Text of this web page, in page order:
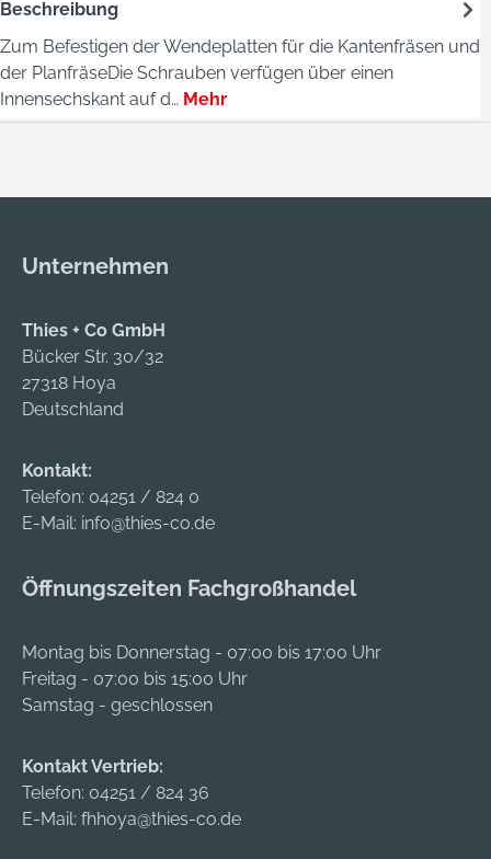
Beschreibung
Zum Befestigen der Wendeplatten für die Kantenfräsen und
der PlanfräseDie Schrauben verfügen über einen
Innensechskant auf d… Mehr
Unternehmen
Thies + Co GmbH
Bücker Str. 30/32
27318 Hoya
Deutschland
Kontakt:
Telefon: 04251 / 824 0
E-Mail: info@thies-co.de
Öffnungszeiten Fachgroßhandel
Montag bis Donnerstag - 07:00 bis 17:00 Uhr
Freitag - 07:00 bis 15:00 Uhr
Samstag - geschlossen
Kontakt Vertrieb:
Telefon: 04251 / 824 36
E-Mail: fhhoya@thies-co.de